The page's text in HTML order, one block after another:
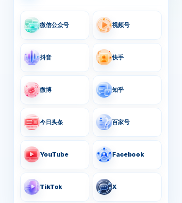
微信公众号 视频号
抖音 快手
微博 知乎
今日头条 百家号
YouTube Facebook
TikTok X